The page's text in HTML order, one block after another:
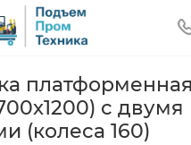
с двумя
(колеса 160)